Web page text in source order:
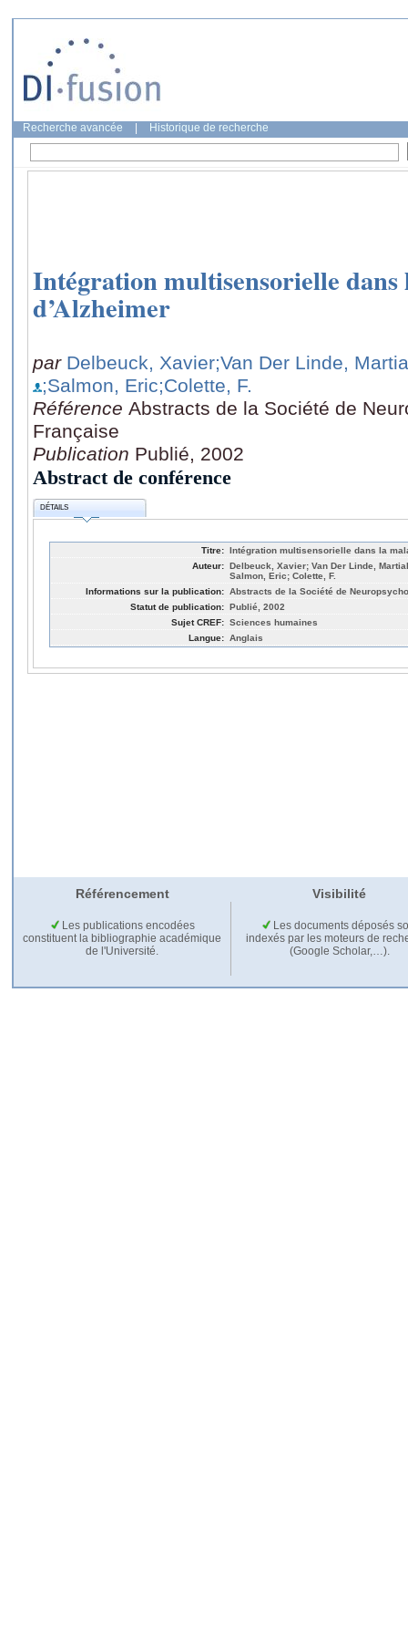
Recherche avancée Historique de recherche
Intégration multisensorielle dans
d’Alzheimer
par Delbeuck, Xavier;Van Der Linde,
;Salmon, Eric;Colette, F.
Référence Abstracts de la Société de
Française
Publication Publié, 2002
Abstract de conférence
DÉTAILS
Titre: Intégration multisensorielle dans la
Auteur: Delbeuck, Xavier; Van Der Linde,
Salmon, Eric; Colette, F.
Informations sur la publication: Abstracts de la Société de
Statut de publication: Publié, 2002
Sujet CREF: Sciences humaines
Langue: Anglais
Référencement Visibilité
Les publications encodées
constituent la bibliographie académique
de l'Université.
Les documents déposés
indexés par les moteurs de
(Google Scholar,…).